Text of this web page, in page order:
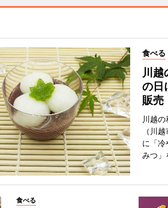
食べる
川越
の日
販売
川越の
（川
に「冷
みつ」
食べる